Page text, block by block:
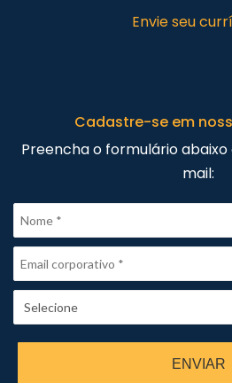
Envie seu
Cadastre-se em
Preencha o formulário
mail:
ENVIAR